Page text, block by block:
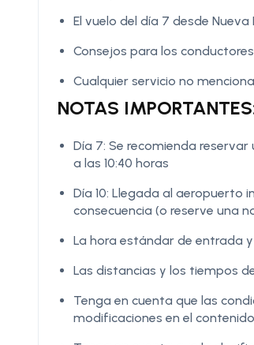
El vuelo del día 7 desde
Consejos para los
Cualquier servicio no
NOTAS
Día 7: Se recomienda
a las 10:40 horas
Día 10: Llegada al aeropuerto
consecuencia (o reserve una
La hora estándar de entrada y
Las distancias y los tiempos
Tenga en cuenta que las
modificaciones en el